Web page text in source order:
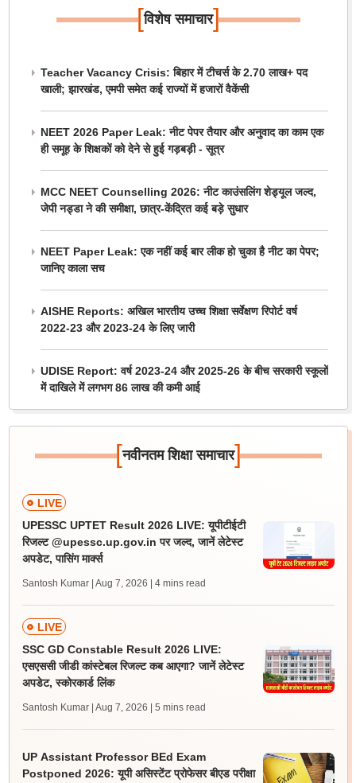
[विशेष समाचार]
Teacher Vacancy Crisis: बिहार में टीचर्स के 2.70 लाख+ पद
खाली; झारखंड, एमपी समेत कई राज्यों में हजारों वैकेंसी
NEET 2026 Paper Leak: नीट पेपर तैयार और अनुवाद का काम एक
ही समूह के शिक्षकों को देने से हुई गड़बड़ी - सूत्र
MCC NEET Counselling 2026: नीट काउंसलिंग शेड्यूल जल्द,
जेपी नड्डा ने की समीक्षा, छात्र-केंद्रित कई बड़े सुधार
NEET Paper Leak: एक नहीं कई बार लीक हो चुका है नीट का पेपर;
जानिए काला सच
AISHE Reports: अखिल भारतीय उच्च शिक्षा सर्वेक्षण रिपोर्ट वर्ष
2022-23 और 2023-24 के लिए जारी
UDISE Report: वर्ष 2023-24 और 2025-26 के बीच सरकारी स्कूलों
में दाखिले में लगभग 86 लाख की कमी आई
[नवीनतम शिक्षा समाचार]
LIVE
UPESSC UPTET Result 2026 LIVE: यूपीटीईटी
रिजल्ट @upessc.up.gov.in पर जल्द, जानें लेटेस्ट
अपडेट, पासिंग मार्क्स
Santosh Kumar | Aug 7, 2026 | 4 mins read
LIVE
SSC GD Constable Result 2026 LIVE:
एसएससी जीडी कांस्टेबल रिजल्ट कब आएगा? जानें लेटेस्ट
अपडेट, स्कोरकार्ड लिंक
Santosh Kumar | Aug 7, 2026 | 5 mins read
UP Assistant Professor BEd Exam
Postponed 2026: यूपी असिस्टेंट प्रोफेसर बीएड परीक्षा